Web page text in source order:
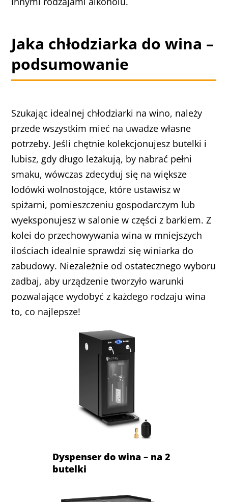
Jaka chłodziarka do wina –
podsumowanie
Szukając idealnej chłodziarki na wino, należy
przede wszystkim mieć na uwadze własne
potrzeby. Jeśli chętnie kolekcjonujesz butelki i
lubisz, gdy długo leżakują, by nabrać pełni
smaku, wówczas zdecyduj się na większe
lodówki wolnostojące, które ustawisz w
spiżarni, pomieszczeniu gospodarczym lub
wyeksponujesz w salonie w części z barkiem. Z
kolei do przechowywania wina w mniejszych
ilościach idealnie sprawdzi się winiarka do
zabudowy. Niezależnie od ostatecznego wyboru
zadbaj, aby urządzenie tworzyło warunki
pozwalające wydobyć z każdego rodzaju wina
to, co najlepsze!
Dyspenser do wina – na 2
butelki